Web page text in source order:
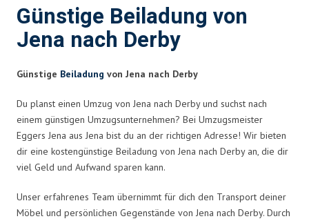
Günstige Beiladung von
Jena nach Derby
Günstige Beiladung von Jena nach Derby
Du planst einen Umzug von Jena nach Derby und suchst nach
einem günstigen Umzugsunternehmen? Bei Umzugsmeister
Eggers Jena aus Jena bist du an der richtigen Adresse! Wir bieten
dir eine kostengünstige Beiladung von Jena nach Derby an, die dir
viel Geld und Aufwand sparen kann.
Unser erfahrenes Team übernimmt für dich den Transport deiner
Möbel und persönlichen Gegenstände von Jena nach Derby. Durch